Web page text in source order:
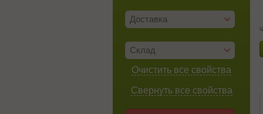
Доставка
Склад
Очистить все свойства
Свернуть все свойства